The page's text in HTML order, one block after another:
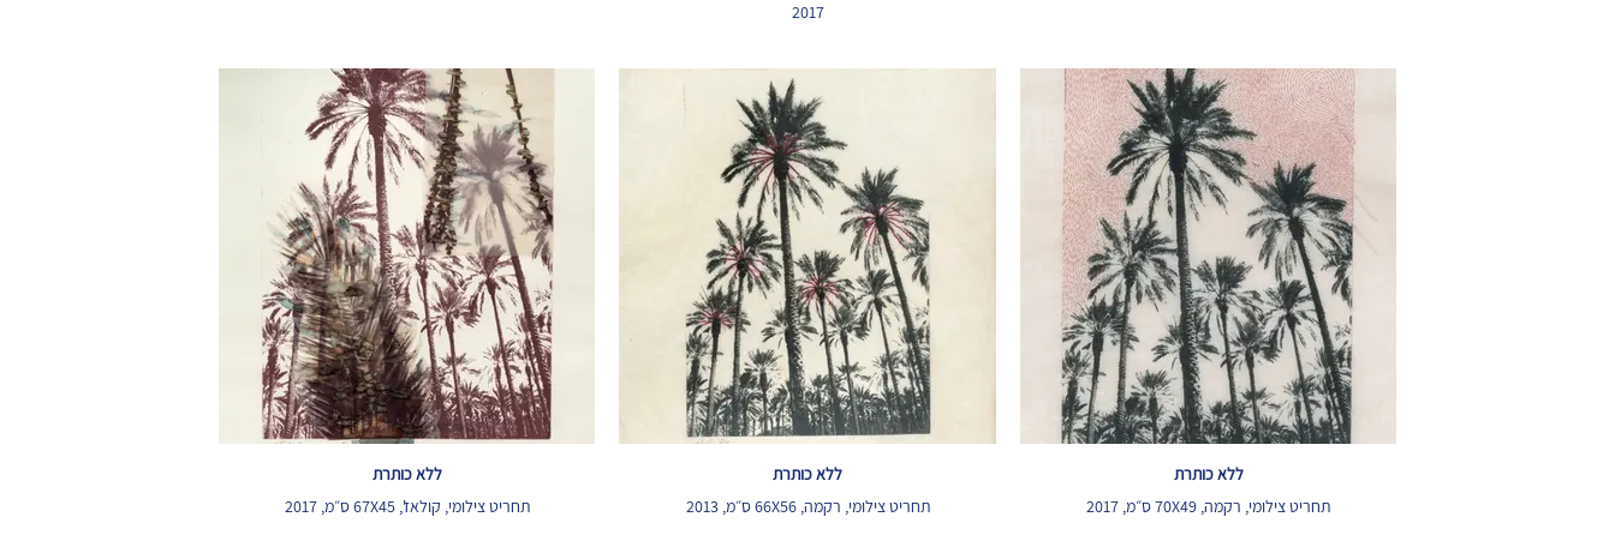
2017
ללא כותרת
תחריט צילומי, רקמה, 70X49 ס״מ, 2017
ללא כותרת
תחריט צילומי, רקמה, 66X56 ס״מ, 2013
ללא כותרת
תחריט צילומי, קולאז', 67X45 ס״מ, 2017